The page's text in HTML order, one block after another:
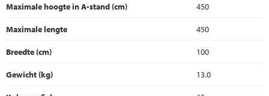
Maximale hoogte in A-stand (cm)
450
Maximale lengte
450
Breedte (cm)
100
Gewicht (kg)
13.0